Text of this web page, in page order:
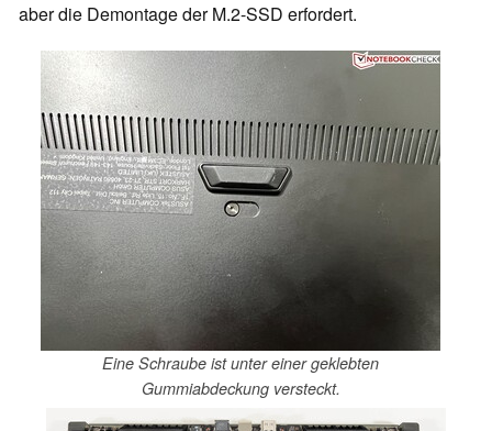
aber die Demontage der M.2-SSD erfordert.
Eine Schraube ist unter einer geklebten
Gummiabdeckung versteckt.